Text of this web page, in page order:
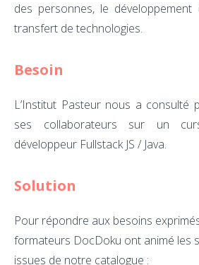
des personnes, le développement
transfert de technologies.
Besoin
L’Institut Pasteur nous a consulté
ses collaborateurs sur un
développeur Fullstack JS / Java.
Solution
Pour répondre aux besoins
formateurs DocDoku ont animé les
issues de notre catalogue :